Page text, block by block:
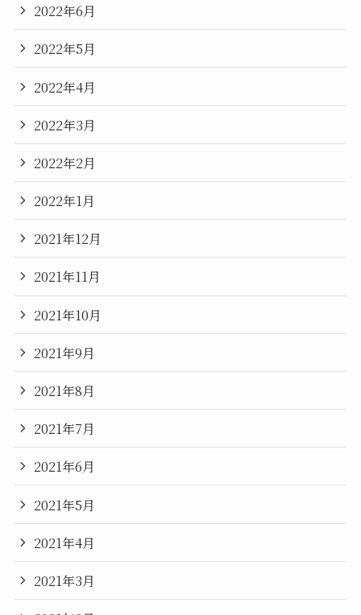
2022年6月
2022年5月
2022年4月
2022年3月
2022年2月
2022年1月
2021年12月
2021年11月
2021年10月
2021年9月
2021年8月
2021年7月
2021年6月
2021年5月
2021年4月
2021年3月